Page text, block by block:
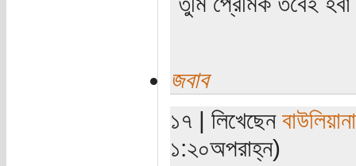
জবাব
১৭ | লিখেছেন বাউলিয়ানা
১:২০অপরাহ্ন)